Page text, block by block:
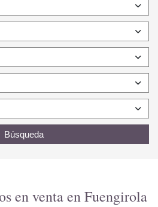
Búsqueda
en venta en Fuengirola